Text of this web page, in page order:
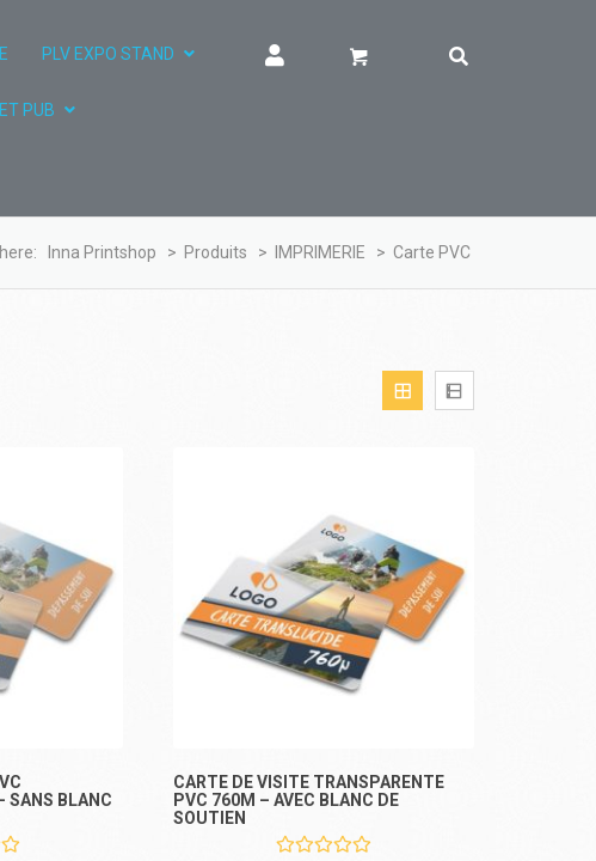
PLV EXPO STAND
PUB
Inna Printshop > Produits > IMPRIMERIE > Carte PVC
SANS BLANC
CARTE DE VISITE TRANSPARENTE
PVC 760Μ – AVEC BLANC DE
SOUTIEN